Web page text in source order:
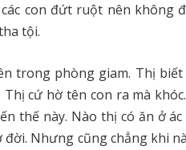
con đứt ruột nên không
tội.
trong phòng giam. Thị
Thị cứ hờ tên con ra mà
thế này. Nào thị có ăn ở
Nhưng cũng chẳng khi